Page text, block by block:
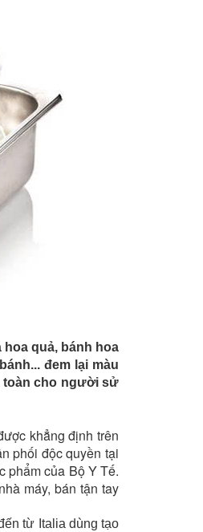
hoa quả, bánh hoa
đem lại màu
toàn cho người sử
khẳng định trên
phối độc quyền tại
phẩm của Bộ Y Tế.
máy, bán tận tay
từ Italia dùng tạo